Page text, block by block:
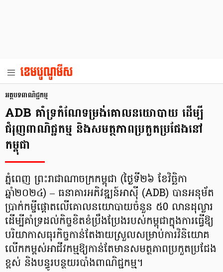
អត្ថបទពាណិជ្ជកម្ម
ADB គាំទ្រកំណែទម្រង់គោលនយោបាយ ដើម្បី
ជំរុញពាណិជ្ជកម្ម និងសមត្ថភាពប្រកួតប្រជែងនៅ
កម្ពុជា
ភ្នំពេញ ព្រះរាជាណាចក្រកម្ពុជា (ថ្ងៃទី២៦ ខែវិច្ឆិកា
ឆ្នាំ២០២៤) – ធនាគារអភិវឌ្ឍន៍អាស៊ី (ADB) បានអនុម័ត
ប្រាក់កម្ចីផ្តោតលើគោលនយោបាយចំនួន ៥0 លានដុល្លារ
ដើម្បីគាំទ្រដល់កិច្ចខិតខំប្រឹងប្រែងរបស់កម្ពុជាក្នុងការធ្វើឱ្យ
បរិយាកាសធុរកិច្ចកាន់តែងាយស្រួលសម្រាប់ការវិនិយោគ
លើកកម្ពស់អាជីវកម្មឱ្យកាន់តែមានសមត្ថភាពប្រកួតប្រជែង
ខ្ពស់ និងបន្ធូរបន្ថយរបាំងពាណិជ្ជកម្ម។